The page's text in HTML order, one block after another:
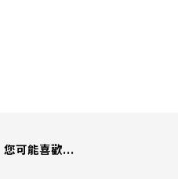
您可能喜歡...